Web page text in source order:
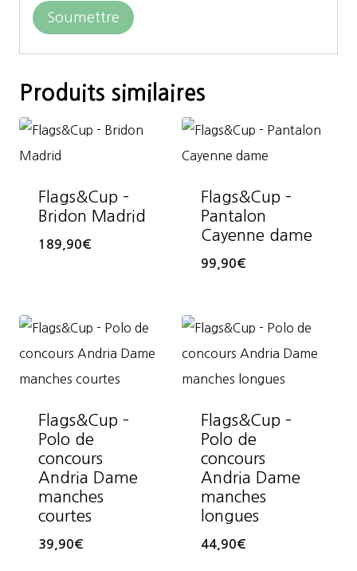
Produits similaires
Flags&Cup –
Bridon Madrid
189,90€
Flags&Cup –
Pantalon
Cayenne dame
99,90€
Flags&Cup –
Polo de
concours
Andria Dame
manches
courtes
39,90€
Flags&Cup –
Polo de
concours
Andria Dame
manches
longues
44,90€